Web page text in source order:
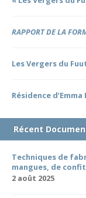
RAPPORT DE LA
Les Vergers du
Résidence
Récent
Techniques de
mangues, de
2 août 2025